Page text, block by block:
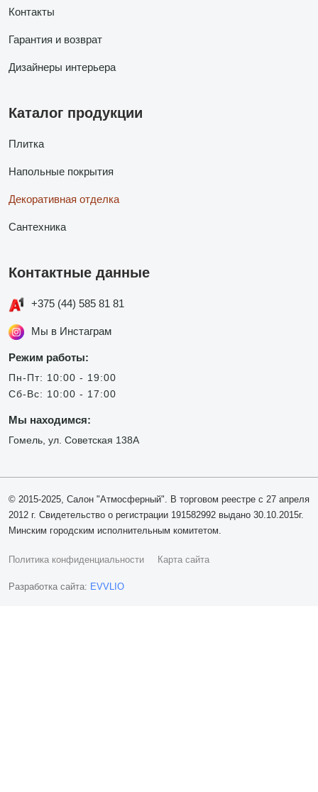
Контакты
Гарантия и возврат
Дизайнеры интерьера
Каталог продукции
Плитка
Напольные покрытия
Декоративная отделка
Сантехника
Контактные данные
+375 (44) 585 81 81
Мы в Инстаграм
Режим работы:
Пн-Пт: 10:00 - 19:00
Сб-Вс: 10:00 - 17:00
Мы находимся:
Гомель, ул. Советская 138А
© 2015-2025, Салон "Атмосферный". В торговом реестре с 27 апреля
2012 г. Свидетельство о регистрации 191582992 выдано 30.10.2015г.
Минским городским исполнительным комитетом.
Политика конфиденциальности Карта сайта
Разработка сайта: EVVLIO